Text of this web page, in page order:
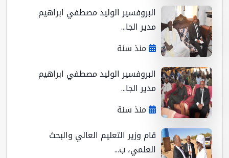
البروفسير الوليد مصطفي ابراهيم
مدير الجا...
منذ سنة
البروفسير الوليد مصطفي ابراهيم
مدير الجا...
منذ سنة
قام وزير التعليم العالي والبحث
العلمي، ب...